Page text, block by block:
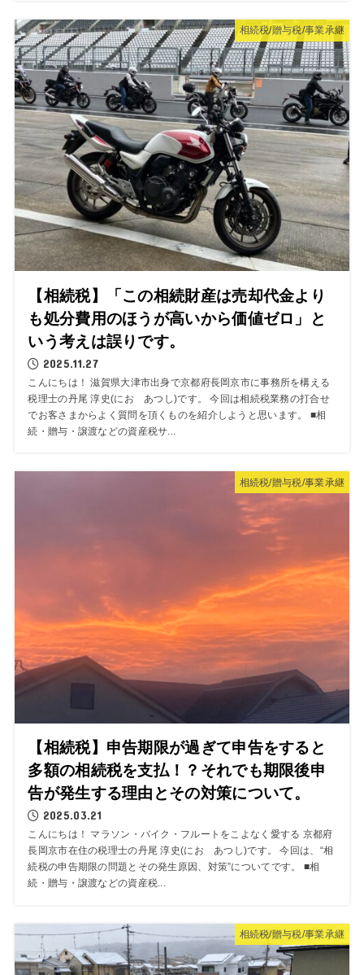
相続税/贈与税/事業承継
【相続税】「この相続財産は売却代金より
も処分費用のほうが高いから価値ゼロ」と
いう考えは誤りです。
2025.11.27
こんにちは！ 滋賀県大津市出身で京都府長岡京市に事務所を構える
税理士の丹尾 淳史(にお あつし)です。 今回は相続税業務の打合せ
でお客さまからよく質問を頂くものを紹介しようと思います。 ■相
続・贈与・譲渡などの資産税サ...
相続税/贈与税/事業承継
【相続税】申告期限が過ぎて申告をすると
多額の相続税を支払！？それでも期限後申
告が発生する理由とその対策について。
2025.03.21
こんにちは！ マラソン・バイク・フルートをこよなく愛する 京都府
長岡京市在住の税理士の丹尾 淳史(にお あつし)です。 今回は、“相
続税の申告期限の問題とその発生原因、対策”についてです。 ■相
続・贈与・譲渡などの資産税...
相続税/贈与税/事業承継